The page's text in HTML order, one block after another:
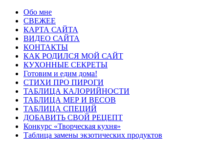
Обо мне
СВЕЖЕЕ
КАРТА САЙТА
ВИДЕО САЙТА
КОНТАКТЫ
КАК РОДИЛСЯ МОЙ САЙТ
КУХОННЫЕ СЕКРЕТЫ
Готовим и едим дома!
СТИХИ ПРО ПИРОГИ
ТАБЛИЦА КАЛОРИЙНОСТИ
ТАБЛИЦА МЕР И ВЕСОВ
ТАБЛИЦА СПЕЦИЙ
ДОБАВИТЬ СВОЙ РЕЦЕПТ
Конкурс «Творческая кухня»
Таблица замены экзотических продуктов